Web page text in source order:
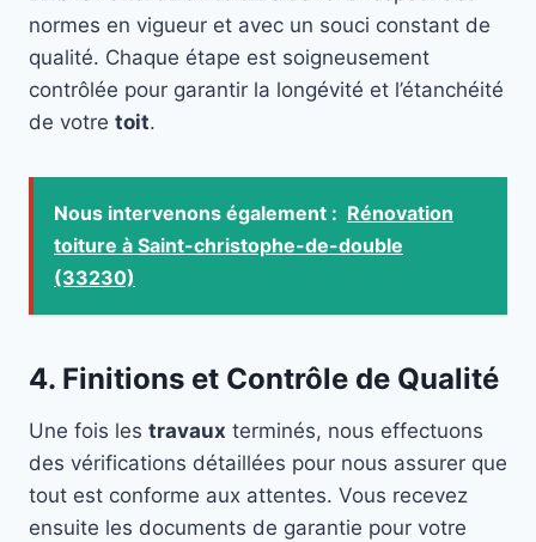
normes en vigueur et avec un souci constant de
qualité. Chaque étape est soigneusement
contrôlée pour garantir la longévité et l’étanchéité
de votre toit.
Nous intervenons également : Rénovation
toiture à Saint-christophe-de-double
(33230)
4. Finitions et Contrôle de Qualité
Une fois les travaux terminés, nous effectuons
des vérifications détaillées pour nous assurer que
tout est conforme aux attentes. Vous recevez
ensuite les documents de garantie pour votre